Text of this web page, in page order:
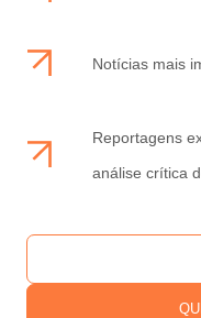
Notícias mais
Reportagens
análise crítica